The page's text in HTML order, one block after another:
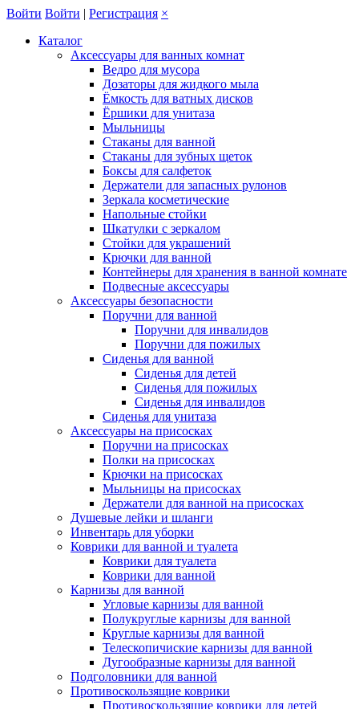
Войти Войти | Регистрация ×
Каталог
Аксессуары для ванных комнат
Ведро для мусора
Дозаторы для жидкого мыла
Ёмкость для ватных дисков
Ёршики для унитаза
Мыльницы
Стаканы для ванной
Стаканы для зубных щеток
Боксы для салфеток
Держатели для запасных рулонов
Зеркала косметические
Напольные стойки
Шкатулки с зеркалом
Стойки для украшений
Крючки для ванной
Контейнеры для хранения в ванной комнате
Подвесные аксессуары
Аксессуары безопасности
Поручни для ванной
Поручни для инвалидов
Поручни для пожилых
Сиденья для ванной
Сиденья для детей
Сиденья для пожилых
Сиденья для инвалидов
Сиденья для унитаза
Аксессуары на присосках
Поручни на присосках
Полки на присосках
Крючки на присосках
Мыльницы на присосках
Держатели для ванной на присосках
Душевые лейки и шланги
Инвентарь для уборки
Коврики для ванной и туалета
Коврики для туалета
Коврики для ванной
Карнизы для ванной
Угловые карнизы для ванной
Полукруглые карнизы для ванной
Круглые карнизы для ванной
Телескопичиские карнизы для ванной
Дугообразные карнизы для ванной
Подголовники для ванной
Противоскользящие коврики
Противоскользящие коврики для детей